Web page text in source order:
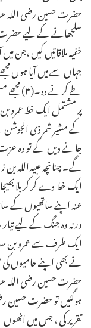
حضرت حسین رضی اللہ
سلجھانے کے لیے حضرت
طے
پر مشتمل ایک خط عمرو
کے مشیر شمر ذی
جانے دیں گے تو وہ
گے۔ چنانچہ عبیداللہ
ایک خط دے کر کربلا
عنہ اپنے ساتھیوں کے
ایک طرف سے عمرو بن
نے بھی اپنے حامیوں
ہوگئیں تو حضرت حسین
تقریر کی ، جس میں